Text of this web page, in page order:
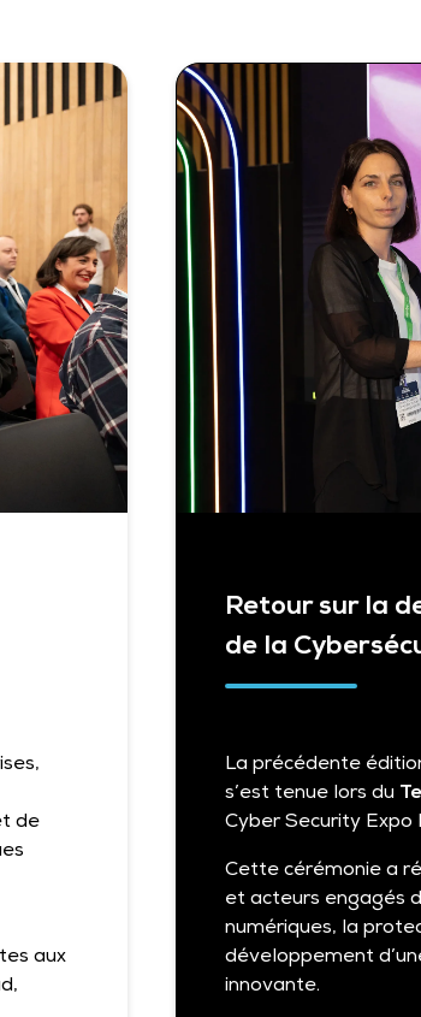
de
aux
Retour sur la
de la
La précédente
s’est tenue lors du
Cyber Security Expo
Cette cérémonie a
et acteurs engagés
numériques, la
développement
innovante.